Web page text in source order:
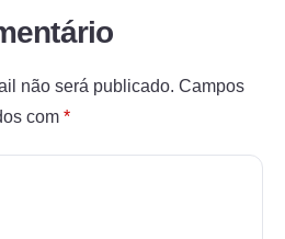
não será publicado. Campos
com *